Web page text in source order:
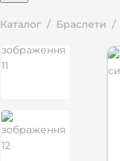
Каталог / Браслети /